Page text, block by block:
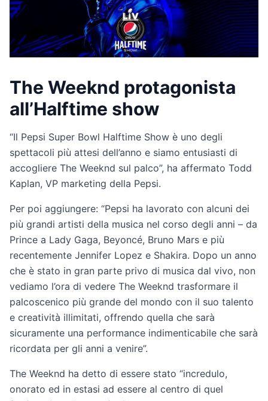
The Weeknd protagonista
all’Halftime show
“Il Pepsi Super Bowl Halftime Show è uno degli
spettacoli più attesi dell’anno e siamo entusiasti di
accogliere The Weeknd sul palco”, ha affermato Todd
Kaplan, VP marketing della Pepsi.
Per poi aggiungere: “Pepsi ha lavorato con alcuni dei
più grandi artisti della musica nel corso degli anni – da
Prince a Lady Gaga, Beyoncé, Bruno Mars e più
recentemente Jennifer Lopez e Shakira. Dopo un anno
che è stato in gran parte privo di musica dal vivo, non
vediamo l’ora di vedere The Weeknd trasformare il
palcoscenico più grande del mondo con il suo talento
e creatività illimitati, offrendo quella che sarà
sicuramente una performance indimenticabile che sarà
ricordata per gli anni a venire”.
The Weeknd ha detto di essere stato “incredulo,
onorato ed in estasi ad essere al centro di quel